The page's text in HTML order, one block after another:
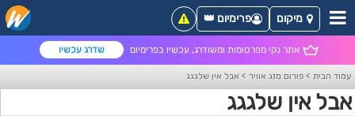
אתר נקי מפרסומות ומשודרג, עכשיו בפרימיום שדרג עכשיו
מיקום פרימיום 👑
עמוד הבית > פורום מזג אוויר > אבל אין שלגגג
אבל אין שלגגג